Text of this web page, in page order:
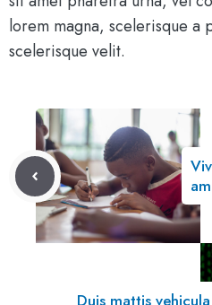
lorem magna, scelerisque a
scelerisque velit.